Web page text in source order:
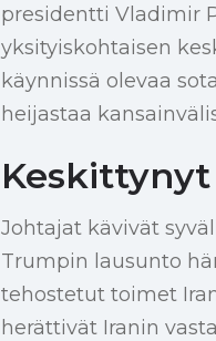
presidentti Vladimir
yksityiskohtaisen
käynnissä olevaa
heijastaa
Johtajat kävivät
Trumpin lausunto
tehostetut toimet
herättivät Iranin